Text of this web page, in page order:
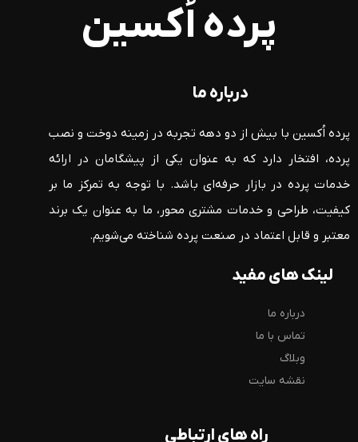
پرده اُکسین
درباره ما
پرده اُکسین با بیش از دو دهه تجربه در زمینه دوخت و نصب
پرده، افتخار دارد که به عنوان یکی از پیشگامان در ارائه
خدمات پرده در بازار حرفه‌ای باشد. با توجه به تمرکز ما بر
کیفیت، طراحی و خدمات مشتری محور، ما به عنوان یک برند
معتبر و قابل اعتماد در صنعت پرده شناخته می‌شویم.
لینک های مفید
درباره ما
تماس با ما
وبلاگ
نقشه سایت
راه های ارتباطی